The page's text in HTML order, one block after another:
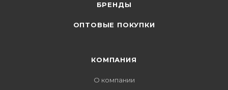
БРЕНДЫ
ОПТОВЫЕ ПОКУПКИ
КОМПАНИЯ
О компании